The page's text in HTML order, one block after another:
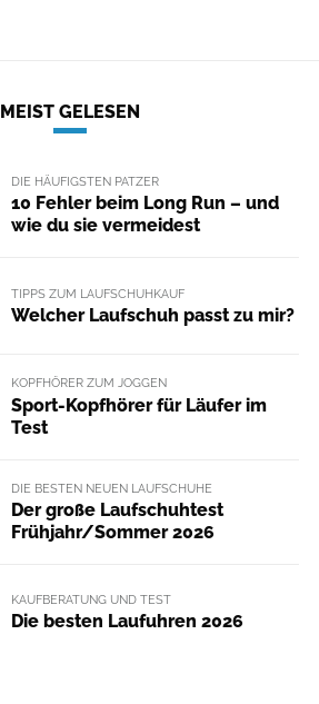
MEIST GELESEN
DIE HÄUFIGSTEN PATZER
10 Fehler beim Long Run – und
wie du sie vermeidest
TIPPS ZUM LAUFSCHUHKAUF
Welcher Laufschuh passt zu mir?
KOPFHÖRER ZUM JOGGEN
Sport-Kopfhörer für Läufer im
Test
DIE BESTEN NEUEN LAUFSCHUHE
Der große Laufschuhtest
Frühjahr/Sommer 2026
KAUFBERATUNG UND TEST
Die besten Laufuhren 2026